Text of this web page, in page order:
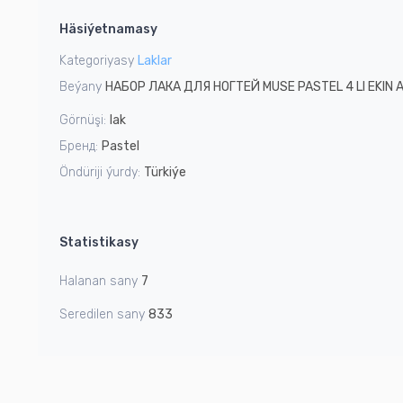
2
Häsiýetnamasy
Kategoriyasy Laklar
Beýany НАБОР ЛАКА ДЛЯ НОГТЕЙ MUSE PASTEL 4 LI EKIN
Görnüşi: lak
Бренд: Pastel
Öndüriji ýurdy: Türkiýe
Statistikasy
Halanan sany 7
Seredilen sany 833